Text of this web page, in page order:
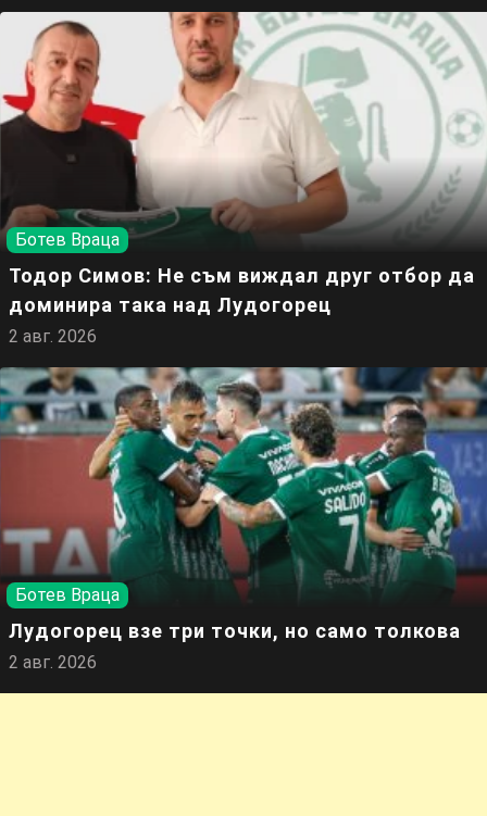
Ботев Враца
Тодор Симов: Не съм виждал друг отбор да
доминира така над Лудогорец
2 авг. 2026
Ботев Враца
Лудогорец взе три точки, но само толкова
2 авг. 2026